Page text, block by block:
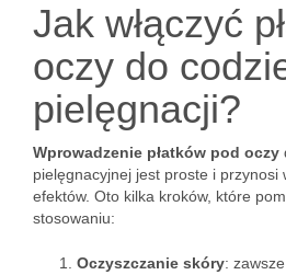
Jak włączyć
oczy do
pielęgnacji?
Wprowadzenie płatków pod oczy
pielęgnacyjnej jest proste i przynosi
efektów. Oto kilka kroków, które
stosowaniu:
Oczyszczanie skóry: